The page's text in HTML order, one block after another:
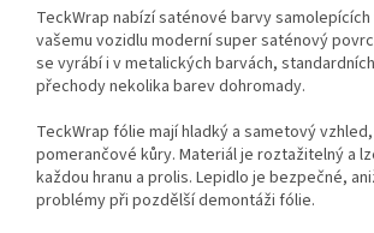
TeckWrap nabízí saténové barvy
vašemu vozidlu moderní super saténový
se vyrábí i v metalických barvách,
přechody nekolika barev dohromady.
TeckWrap fólie mají hladký a sametový
pomerančové kůry. Materiál je roztažitelný a
každou hranu a prolis. Lepidlo je bezpečné,
problémy při pozdělší demontáži fólie.